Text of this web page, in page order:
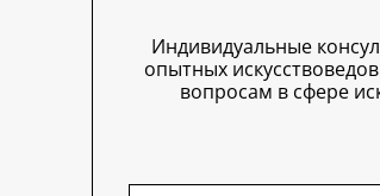
Индивидуальные
опытных
вопросам в сфере